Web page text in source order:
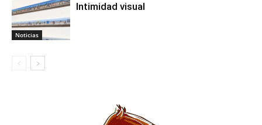
Noticias
Intimidad visual